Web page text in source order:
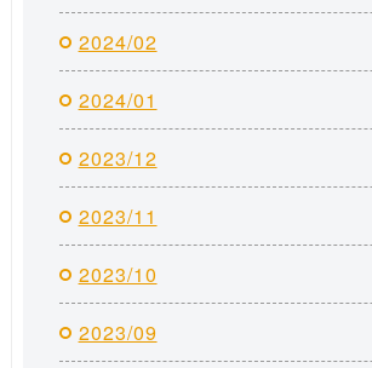
2024/02
2024/01
2023/12
2023/11
2023/10
2023/09